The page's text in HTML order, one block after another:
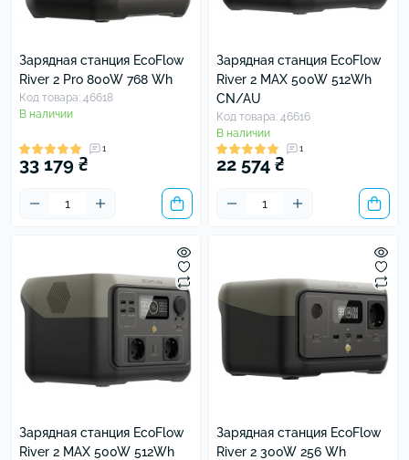
Зарядная станция EcoFlow
River 2 Pro 800W 768 Wh
Код товара: 46618
В наличии
1
33 179 ₴
Зарядная станция EcoFlow
River 2 MAX 500W 512Wh
CN/AU
Код товара: 46616
В наличии
1
22 574 ₴
Зарядная станция EcoFlow
River 2 MAX 500W 512Wh
Зарядная станция EcoFlow
River 2 300W 256 Wh